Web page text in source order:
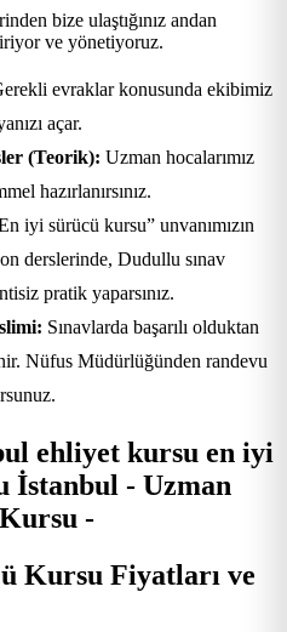
bize ulaştığınız andan
ve yönetiyoruz.
evraklar konusunda ekibimiz
açar.
(Teorik): Uzman hocalarımız
hazırlanırsınız.
iyi sürücü kursu” unvanımızın
derslerinde, Dudullu sınav
pratik yaparsınız.
Sınavlarda başarılı olduktan
Nüfus Müdürlüğünden randevu
Kursu Fiyatları ve